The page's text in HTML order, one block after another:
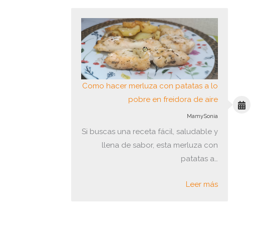
Como hacer merluza con patatas a lo
pobre en freidora de aire
MamySonia
Si buscas una receta fácil, saludable y
llena de sabor, esta merluza con
patatas a…
Leer más